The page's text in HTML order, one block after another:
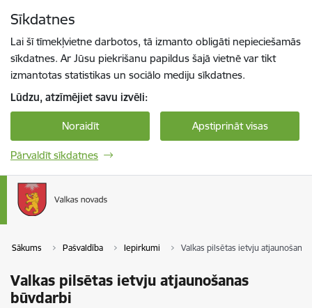
Sīkdatnes
Lai šī tīmekļvietne darbotos, tā izmanto obligāti nepieciešamās
sīkdatnes. Ar Jūsu piekrišanu papildus šajā vietnē var tikt
izmantotas statistikas un sociālo mediju sīkdatnes.
Lūdzu, atzīmējiet savu izvēli:
Noraidīt Apstiprināt visas
Pārvaldīt sīkdatnes
Sākums Pašvaldība Iepirkumi Valkas pilsētas ietvju
Valkas pilsētas ietvju atjaunošanas
būvdarbi